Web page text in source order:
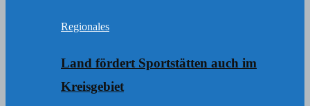
Regionales
Land fördert Sportstätten auch im
Kreisgebiet